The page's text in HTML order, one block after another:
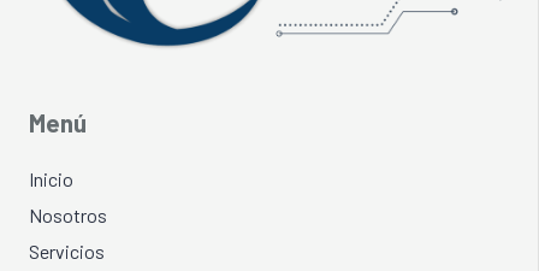
Menú
Inicio
Nosotros
Servicios